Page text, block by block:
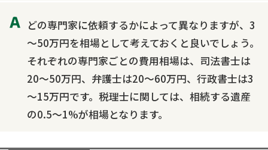
どの専門家に依頼するかによって異なりますが、3
～50万円を相場として考えておくと良いでしょう。
それぞれの専門家ごとの費用相場は、司法書士は
20～50万円、弁護士は20～60万円、行政書士は3
～15万円です。税理士に関しては、相続する遺産
の0.5～1%が相場となります。